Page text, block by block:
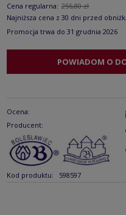
Cena regularna: 256,80 zł
Najniższa cena z 30 dni przed
Promocja trwa do 31 grudnia 2026
POWIADOM O
Ocena:
Producent:
Kod produktu: 598597